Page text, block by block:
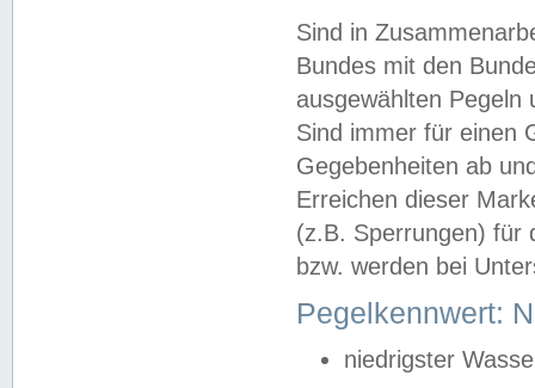
Sind in
Bundes mit den
ausgewählten
Sind immer für einen
Gegebenheiten ab
Erreichen dieser
(z.B. Sperrungen) für
bzw. werden bei
Pegelkennwert:
niedrigster